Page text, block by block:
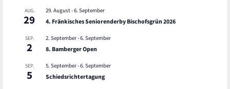
AUG.
29
29. August-6. September
4. Fränkisches Seniorenderby Bischofsgrün 2026
SEP.
2
2. September-6. September
8. Bamberger Open
SEP.
5
5. September-6. September
Schiedsrichtertagung